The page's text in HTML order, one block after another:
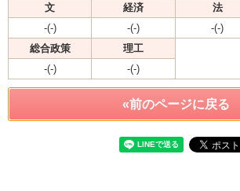
文 経済 法
-(-)
-(-) -(-)
総合政策
理工
-(-)
-(-)
«前のページに戻る